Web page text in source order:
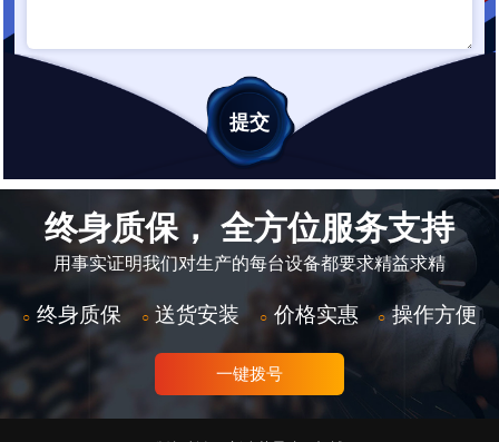
终身质保， 全方位服务支持
用事实证明我们对生产的每台设备都要求精益求精
○ 终身质保 ○ 送货安装 ○ 价格实惠 ○ 操作方便
一键拨号